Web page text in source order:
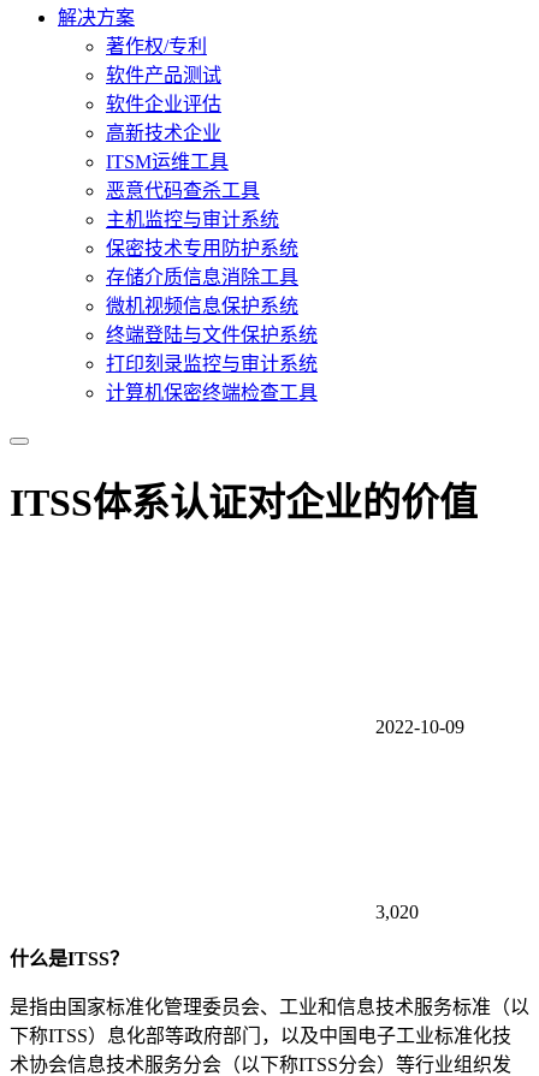
解决方案
著作权/专利
软件产品测试
软件企业评估
高新技术企业
ITSM运维工具
恶意代码查杀工具
主机监控与审计系统
保密技术专用防护系统
存储介质信息消除工具
微机视频信息保护系统
终端登陆与文件保护系统
打印刻录监控与审计系统
计算机保密终端检查工具
ITSS体系认证对企业的价值
2022-10-09
3,020
什么是ITSS？
是指由国家标准化管理委员会、工业和信息技术服务标准（以
下称ITSS）息化部等政府部门，以及中国电子工业标准化技
术协会信息技术服务分会（以下称ITSS分会）等行业组织发